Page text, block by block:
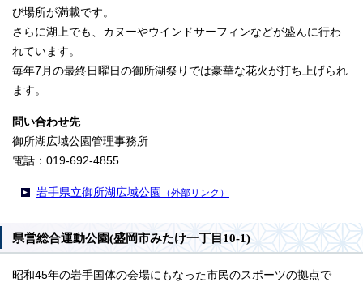
び場所が満載です。
さらに湖上でも、カヌーやウインドサーフィンなどが盛んに行わ
れています。
毎年7月の最終日曜日の御所湖祭りでは豪華な花火が打ち上げられ
ます。
問い合わせ先
御所湖広域公園管理事務所
電話：019-692-4855
岩手県立御所湖広域公園 （外部リンク）
県営総合運動公園(盛岡市みたけ一丁目10-1)
昭和45年の岩手国体の会場にもなった市民のスポーツの拠点で